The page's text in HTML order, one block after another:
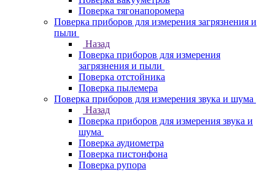
Поверка тягонапоромера
Поверка приборов для измерения загрязнения и
пыли
Назад
Поверка приборов для измерения
загрязнения и пыли
Поверка отстойника
Поверка пылемера
Поверка приборов для измерения звука и шума
Назад
Поверка приборов для измерения звука и
шума
Поверка аудиометра
Поверка пистонфона
Поверка рупора